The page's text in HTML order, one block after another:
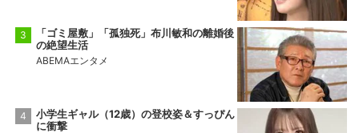
「ゴミ屋敷」「孤独死」布川敏和の離婚後
の絶望生活
ABEMAエンタメ
小学生ギャル（12歳）の登校姿＆すっぴん
に衝撃